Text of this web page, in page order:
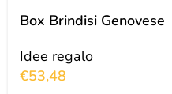
Box Brindisi Genovese
Idee regalo
€53,48